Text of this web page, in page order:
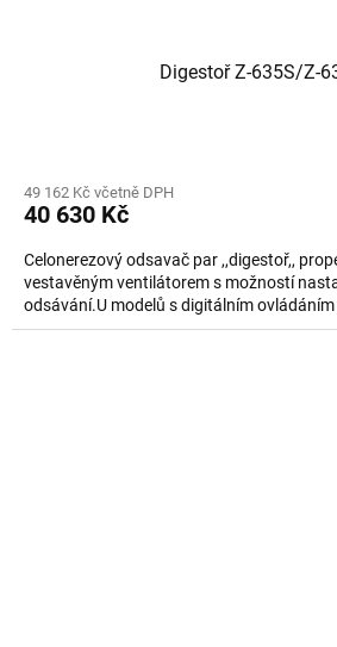
Digestoř Z-635S/Z-
49 162 Kč včetně DPH
40 630 Kč
Celonerezový odsavač par ,,digestoř,,
vestavěným ventilátorem s možností
odsávání.U modelů s digitálním ovládáním